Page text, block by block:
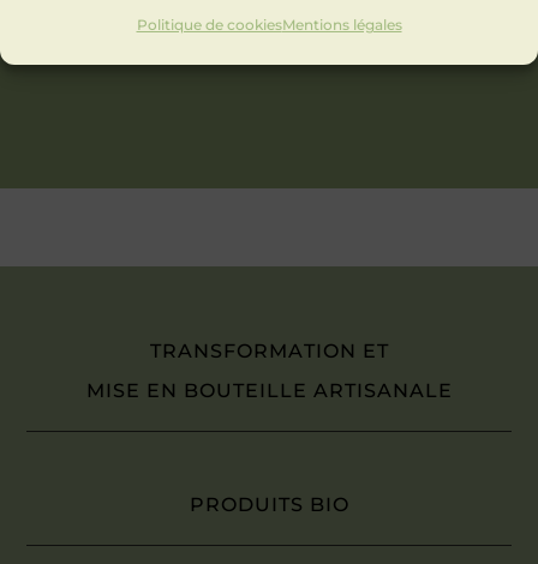
Politique de cookiesMentions légales
TRANSFORMATION ET
MISE EN BOUTEILLE ARTISANALE
PRODUITS BIO